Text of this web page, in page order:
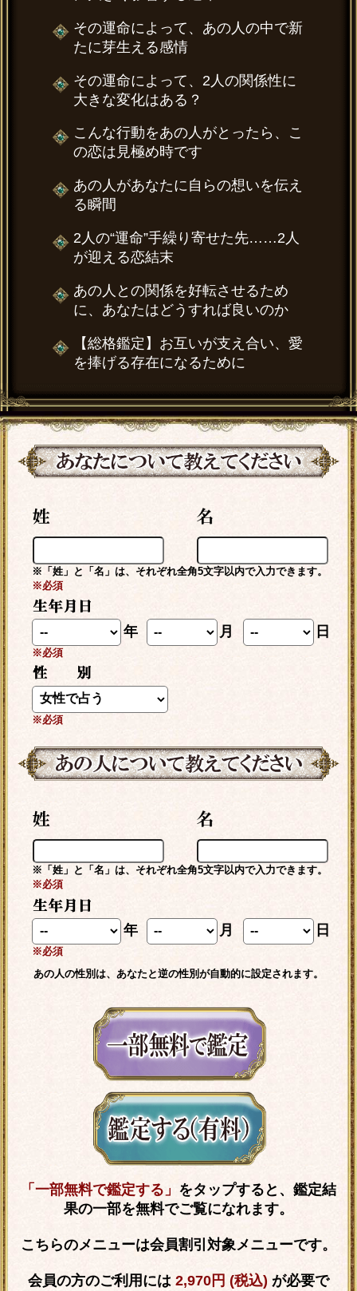
その運命によって、あの人の中で新
たに芽生える感情
その運命によって、2人の関係性に
大きな変化はある？
こんな行動をあの人がとったら、こ
の恋は見極め時です
あの人があなたに自らの想いを伝え
る瞬間
2人の“運命”手繰り寄せた先……2人
が迎える恋結末
あの人との関係を好転させるため
に、あなたはどうすれば良いのか
【総格鑑定】お互いが支え合い、愛
を捧げる存在になるために
※「姓」と「名」は、それぞれ全角5文字以内で入力できます。
※必須
年 月 日
※必須
※必須
※「姓」と「名」は、それぞれ全角5文字以内で入力できます。
※必須
年 月 日
※必須
あの人の性別は、あなたと逆の性別が自動的に設定されます。
「一部無料で鑑定する」 をタップすると、鑑定結
果の一部を無料でご覧になれます。
こちらのメニューは会員割引対象メニューです。
会員の方のご利用には 2,970円 (税込) が必要で